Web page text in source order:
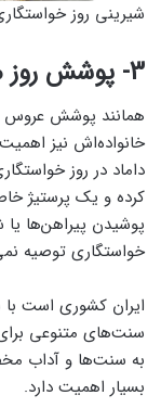
شیرینی روز
3- پوشش روز مراسم خواستگاری
همانند پوشش عروس
خانواده‌اش نیز
داماد در روز
کرده و یک پرستیژ
پوشیدن پیراهن‌ها یا
خواستگاری توصیه
ایران کشوری است با
سنت‌های متنوعی
به سنت‌ها و آداب‌
بسیار اهمیت دارد.